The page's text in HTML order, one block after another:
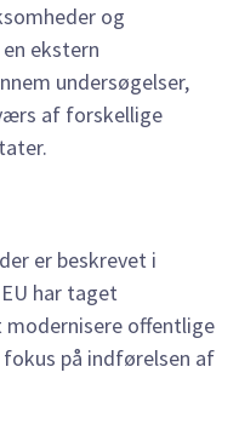
og
ekstern
undersøgelser,
af forskellige
er beskrevet i
har taget
offentlige
på indførelsen af